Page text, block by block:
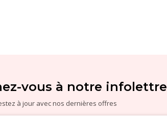
vous à notre infolettre
à jour avec nos dernières offres